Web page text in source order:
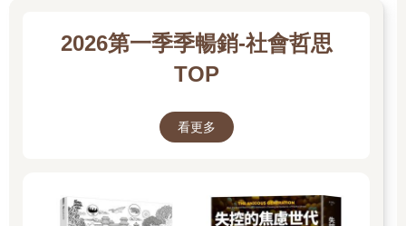
並關在宿舍裡好幾天，最終他們同意學詐騙技巧。
透過微信聯絡上自己在中國的親人。2人的家人立刻向中國當局與
在遙遠的另一個大陸，另一段不為人知的故事正在展開。喬治
（George）來自烏干達，是個30歲出頭的年輕人，他把握難得的
2026第一季季暢銷-社會哲思
TOP
看更多